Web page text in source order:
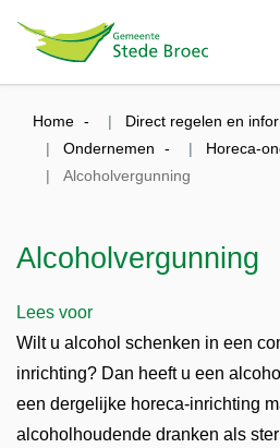
Home
Direct regelen en
Ondernemen
Horeca-
Alcoholvergunning
Alcoholvergunning
Lees voor
Wilt u alcohol schenken in een
inrichting? Dan heeft u een
een dergelijke horeca-inrichting
alcoholhoudende dranken als